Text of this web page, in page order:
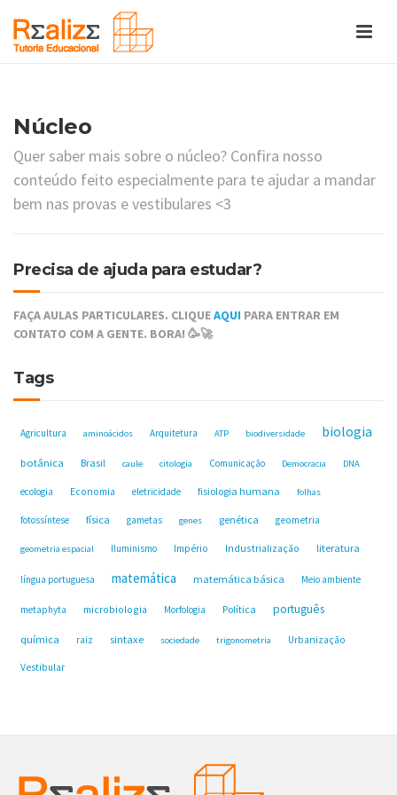
Núcleo
Quer saber mais sobre o núcleo? Confira nosso
conteúdo feito especialmente para te ajudar a mandar
bem nas provas e vestibulares <3
Precisa de ajuda para estudar?
FAÇA AULAS PARTICULARES. CLIQUEAQUI PARA ENTRAR EM
CONTATO COM A GENTE. BORA! 🥳🚀
Tags
Agricultura aminoácidos Arquitetura ATP biodiversidade biologia
botânica Brasil caule citologia Comunicação Democracia DNA
ecologia Economia eletricidade fisiologia humana folhas
fotossíntese física gametas genes genética geometria
geometria espacial Iluminismo Império Industrialização literatura
língua portuguesa matemática matemática básica Meio ambiente
metaphyta microbiologia Morfologia Política português
química raiz sintaxe sociedade trigonometria Urbanização
Vestibular